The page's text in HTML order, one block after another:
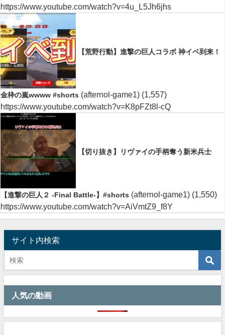
https://www.youtube.com/watch?v=4u_L5Jh6jhs
【荒野行動】進撃の巨人コラボ 神イベ到来！
金枠の嵐wwww #shorts (afternol-game1) (1,557)
https://www.youtube.com/watch?v=K8pFZt8l-cQ
【切り抜き】リヴァイの手柄奪う新米兵士
【進撃の巨人２ -Final Battle-】#shorts (afternol-game1) (1,550)
https://www.youtube.com/watch?v=AiVmtZ9_f8Y
サイト内検索
人気の動画